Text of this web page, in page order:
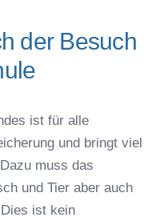
der Besuch
ist für alle
und bringt viel
muss das
und Tier aber auch
ist kein